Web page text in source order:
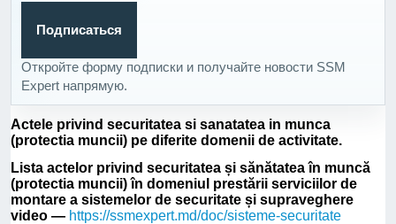
Подписаться
Откройте форму подписки и получайте новости SSM
Expert напрямую.
Actele privind securitatea si sanatatea in munca
(protectia muncii) pe diferite domenii de activitate.
Lista actelor privind securitatea și sănătatea în muncă
(protectia muncii) în domeniul prestării serviciilor de
montare a sistemelor de securitate și supraveghere
video — https://ssmexpert.md/doc/sisteme-securitate